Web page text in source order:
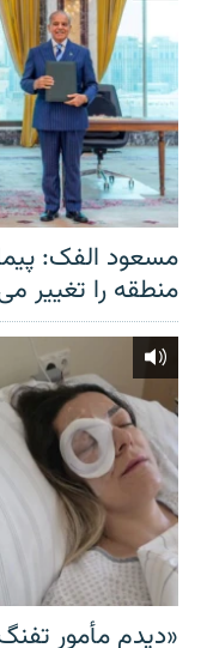
مسعود الفک:
منطقه را تغییر
«دیدم مأمور